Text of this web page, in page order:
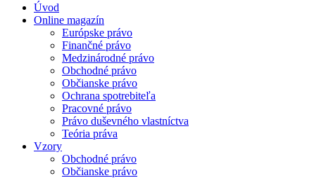
Úvod
Online magazín
Európske právo
Finančné právo
Medzinárodné právo
Obchodné právo
Občianske právo
Ochrana spotrebiteľa
Pracovné právo
Právo duševného vlastníctva
Teória práva
Vzory
Obchodné právo
Občianske právo